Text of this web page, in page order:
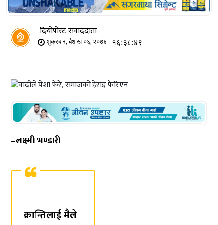
दियोपोस्ट संवाददाता
शुक्रबार, बैशाख ०६, २०७६ | १६:३८:४९
–लक्ष्मी भण्डारी
क्रान्तिलाई मैले